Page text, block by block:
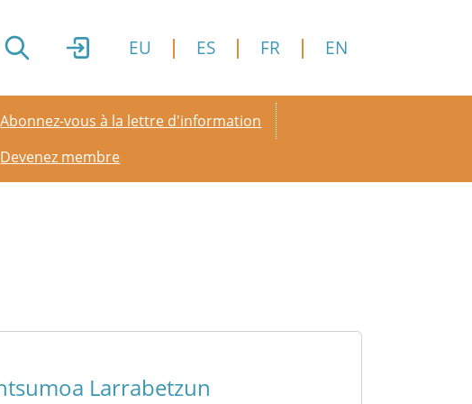
EU ES FR EN
menu
Abonnez-vous à la lettre d'information
Devenez membre
Larrabetzun